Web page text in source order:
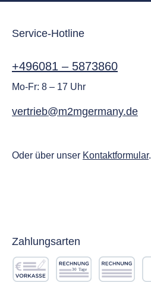
Service-Hotline
+496081 – 5873860
Mo-Fr: 8 – 17 Uhr
vertrieb@m2mgermany.de
Oder über unser Kontaktformular.
Zahlungsarten